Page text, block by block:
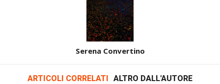
Serena Convertino
ARTICOLI CORRELATI ALTRO DALL'AUTORE